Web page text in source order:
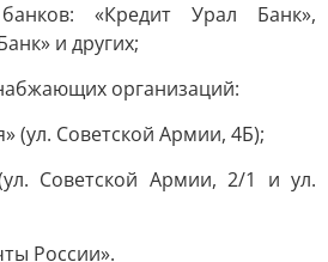
«Кредит Урал Банк»,
и других;
организаций:
(ул. Советской Армии, 4Б);
Советской Армии, 2/1 и ул.
России».